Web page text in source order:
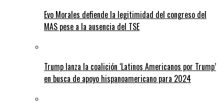
Evo Morales defiende la legitimidad del congreso del
MAS pese a la ausencia del TSE
Trump lanza la coalición ‘Latinos Americanos por Trump’
en busca de apoyo hispanoamericano para 2024